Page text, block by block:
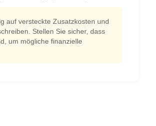
auf versteckte Zusatzkosten und
Stellen Sie sicher, dass
um mögliche finanzielle